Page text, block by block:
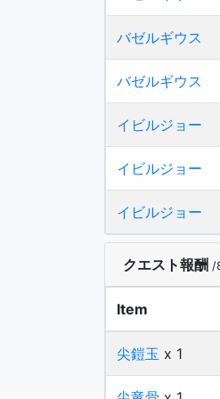
バゼルギウス
バゼルギウス
イビルジョー
イビルジョー
イビルジョー
クエスト報酬 /
Item
尖鎧玉 x 1